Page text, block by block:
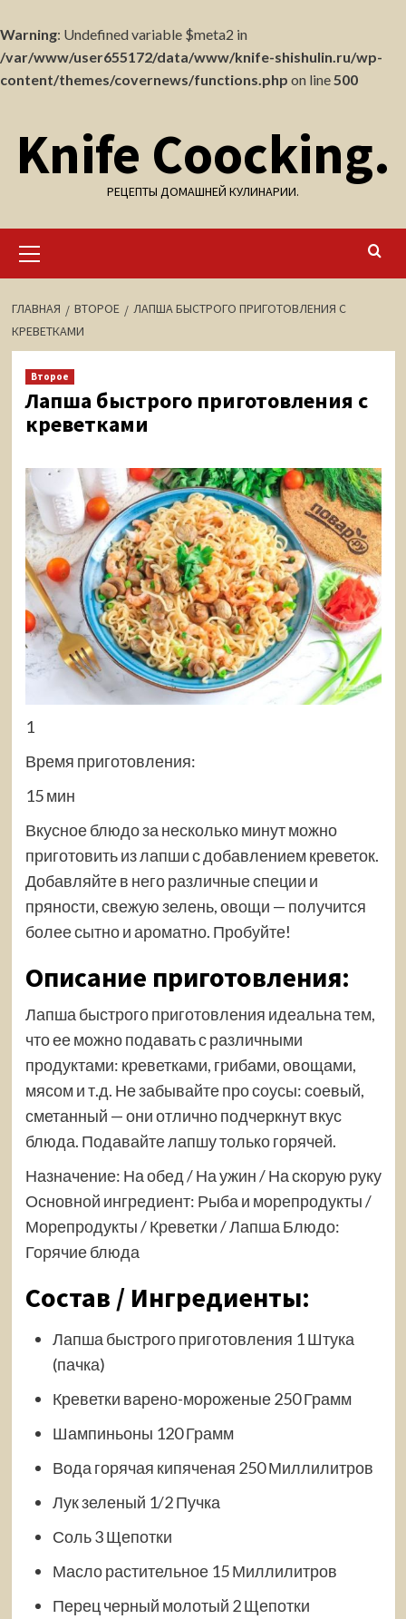
Warning: Undefined variable $meta2 in
/var/www/user655172/data/www/knife-shishulin.ru/wp-
content/themes/covernews/functions.php on line500
содержимому
Knife Coocking.
РЕЦЕПТЫ ДОМАШНЕЙ КУЛИНАРИИ.
меню
ГЛАВНАЯ ВТОРОЕ
ЛАПША БЫСТРОГО ПРИГОТОВЛЕНИЯ С
КРЕВЕТКАМИ
Второе
Лапша быстрого приготовления с
креветками
1
Время приготовления:
15 мин
Вкусное блюдо за несколько минут можно
приготовить из лапши с добавлением креветок.
Добавляйте в него различные специи и
пряности, свежую зелень, овощи — получится
более сытно и ароматно. Пробуйте!
Описание приготовления:
Лапша быстрого приготовления идеальна тем,
что ее можно подавать с различными
продуктами: креветками, грибами, овощами,
мясом и т.д. Не забывайте про соусы: соевый,
сметанный — они отлично подчеркнут вкус
блюда. Подавайте лапшу только горячей.
Назначение: На обед / На ужин / На скорую руку
Основной ингредиент: Рыба и морепродукты /
Морепродукты / Креветки / Лапша Блюдо:
Горячие блюда
Состав / Ингредиенты:
Лапша быстрого приготовления 1 Штука
(пачка)
Креветки варено-мороженые 250 Грамм
Шампиньоны 120 Грамм
Вода горячая кипяченая 250 Миллилитров
Лук зеленый 1/2 Пучка
Соль 3 Щепотки
Масло растительное 15 Миллилитров
Перец черный молотый 2 Щепотки